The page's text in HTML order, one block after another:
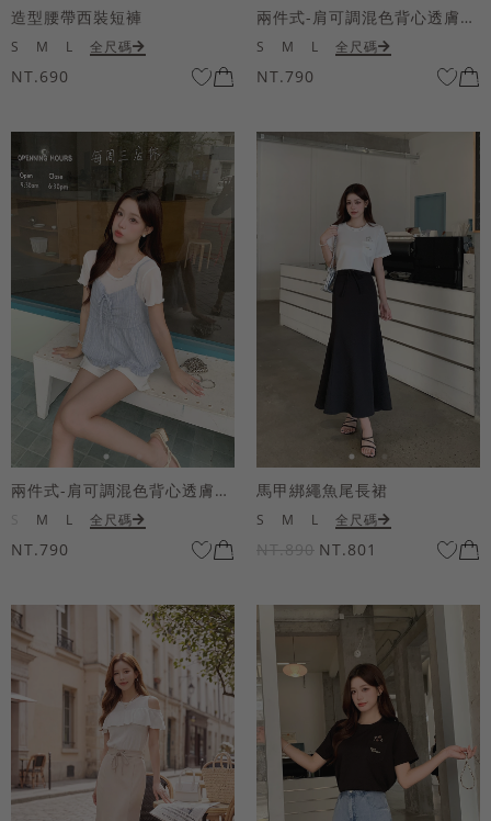
造型腰帶西裝短褲
S M L 全尺碼
NT.690
兩件式-肩可調混色背心透膚上衣套組
S M L 全尺碼
NT.790
兩件式-肩可調混色背心透膚上衣套組
M L 全尺碼
NT.790
馬甲綁繩魚尾長裙
S M L 全尺碼
NT.890 NT.801